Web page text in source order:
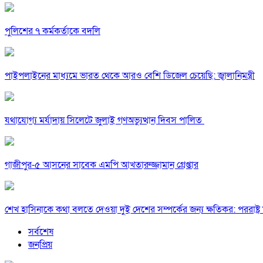
পুলিশের ৭ কর্মকর্তাকে বদলি
পাইপলাইনের মাধ্যমে ভারত থেকে আরও বেশি ডিজেল চেয়েছি: জ্বালানিমন্ত্রী
যথাযোগ্য মর্যাদায় সিলেটে জুলাই গণঅভ্যুত্থান দিবস পালিত
গাজীপুর-৫ আসনের সাবেক এমপি আখতারুজ্জামান গ্রেপ্তার
শেখ হাসিনাকে কথা বলতে দেওয়া দুই দেশের সম্পর্কের জন্য ক্ষতিকর: পররাষ্ট্র
সর্বশেষ
জনপ্রিয়